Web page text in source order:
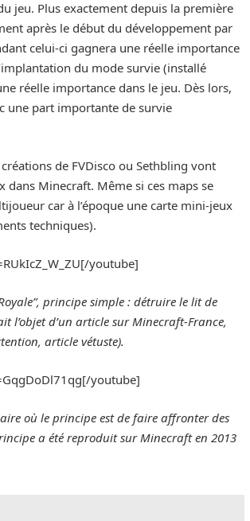
jeu. Plus exactement depuis la première
après le début du développement par
celui-ci gagnera une réelle importance
du mode survie (installé
réelle importance dans le jeu. Dès lors,
une part importante de survie
de FVDisco ou Sethbling vont
Minecraft. Même si ces maps se
car à l’époque une carte mini-jeux
techniques).
youtube]
principe simple : détruire le lit de
l’objet d’un article sur Minecraft-France,
article vétuste).
youtube]
où le principe est de faire affronter des
a été reproduit sur Minecraft en 2013